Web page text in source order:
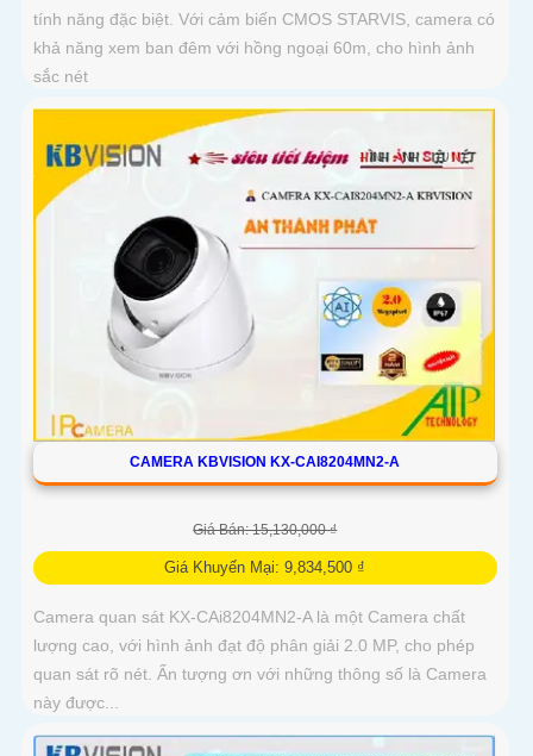
tính năng đặc biệt. Với cảm biến CMOS STARVIS, camera có
khả năng xem ban đêm với hồng ngoại 60m, cho hình ảnh
sắc nét
CAMERA KBVISION KX-CAI8204MN2-A
Giá Bán: 15,130,000 ₫
Giá Khuyến Mại: 9,834,500 ₫
Camera quan sát KX-CAi8204MN2-A là một Camera chất
lượng cao, với hình ảnh đạt độ phân giải 2.0 MP, cho phép
quan sát rõ nét. Ấn tượng ơn với những thông số là Camera
này được...